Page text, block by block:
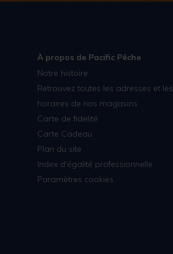
À propos de Pacific Pêche
Notre histoire
Retrouvez toutes les adresses et les
horaires de nos magasins
Carte de fidelité
Carte Cadeau
Plan du site
Index d'égalité professionnelle
Paramètres cookies